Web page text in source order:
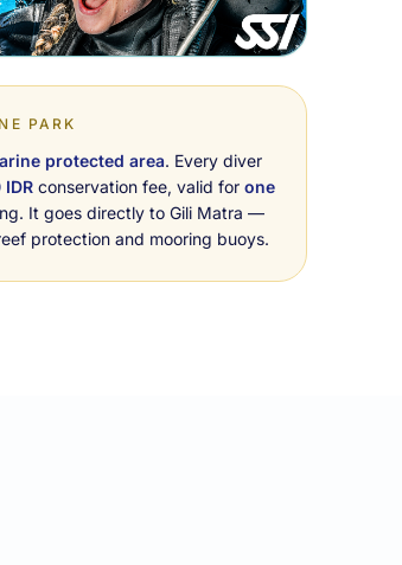
PARK
protected area. Every diver
conservation fee, valid forone
It goes directly to Gili Matra —
protection and mooring buoys.